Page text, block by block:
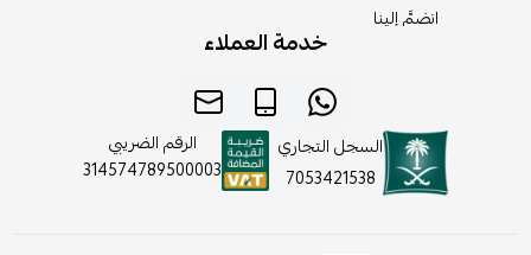
انضمَّ إلينا
خدمة العملاء
السجل التجاري
7053421538
الرقم الضريبي
314574789500003